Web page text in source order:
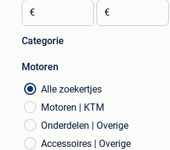
€ €
Categorie
Motoren
Alle zoekertjes
Motoren | KTM
Onderdelen | Overige
Accessoires | Overige